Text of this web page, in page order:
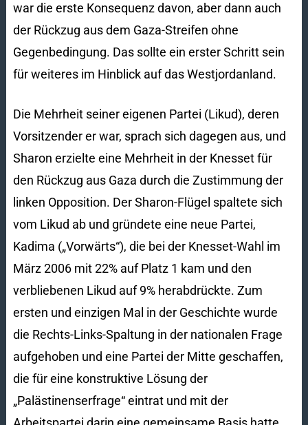
war die erste Konsequenz davon, aber dann auch
der Rückzug aus dem Gaza-Streifen ohne
Gegenbedingung. Das sollte ein erster Schritt sein
für weiteres im Hinblick auf das Westjordanland.
Die Mehrheit seiner eigenen Partei (Likud), deren
Vorsitzender er war, sprach sich dagegen aus, und
Sharon erzielte eine Mehrheit in der Knesset für
den Rückzug aus Gaza durch die Zustimmung der
linken Opposition. Der Sharon-Flügel spaltete sich
vom Likud ab und gründete eine neue Partei,
Kadima („Vorwärts“), die bei der Knesset-Wahl im
März 2006 mit 22% auf Platz 1 kam und den
verbliebenen Likud auf 9% herabdrückte. Zum
ersten und einzigen Mal in der Geschichte wurde
die Rechts-Links-Spaltung in der nationalen Frage
aufgehoben und eine Partei der Mitte geschaffen,
die für eine konstruktive Lösung der
„Palästinenserfrage“ eintrat und mit der